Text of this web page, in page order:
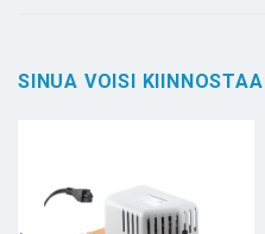
SINUA VOISI